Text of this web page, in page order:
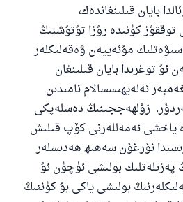
بايان قىلىنغاندەك،
كۈنىدە رۇزا تۇتۇشنىڭ
مۇئەييەن ۋەقەلىكلەر
ئۇ توغرىدا بايان قىلىنغان
ئەلەيھىسسالام نامىدىن
زۇلھەججىنىڭ دەسلەپكى
ياخشى ئەمەللەرنى كۆپ قىلىش
نۇرغۇن سەھىھ ھەدىسلەر
پەزىلەتلىك بولىشى ئۈچۈن ئۇ
بولىشى ياكى بۇ كۈننىڭ